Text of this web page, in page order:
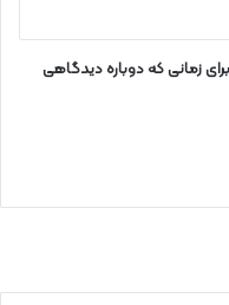
زمانی که دوباره دیدگاهی